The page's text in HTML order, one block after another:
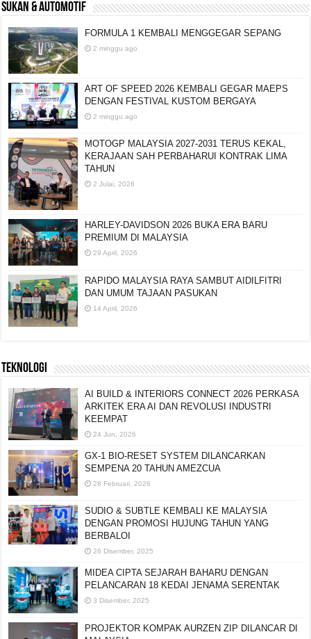
SUKAN & AUTOMOTIF
FORMULA 1 KEMBALI MENGGEGAR SEPANG
2 minggu ago
ART OF SPEED 2026 KEMBALI GEGAR MAEPS
DENGAN FESTIVAL KUSTOM BERGAYA
2 minggu ago
MOTOGP MALAYSIA 2027-2031 TERUS KEKAL,
KERAJAAN SAH PERBAHARUI KONTRAK LIMA
TAHUN
2 Julai, 2026
HARLEY-DAVIDSON 2026 BUKA ERA BARU
PREMIUM DI MALAYSIA
29 April, 2026
RAPIDO MALAYSIA RAYA SAMBUT AIDILFITRI
DAN UMUM TAJAAN PASUKAN
14 April, 2026
TEKNOLOGI
AI BUILD & INTERIORS CONNECT 2026 PERKASA
ARKITEK ERA AI DAN REVOLUSI INDUSTRI
KEEMPAT
24 Jun, 2026
GX-1 BIO-RESET SYSTEM DILANCARKAN
SEMPENA 20 TAHUN AMEZCUA
28 Februari, 2026
SUDIO & SUBTLE KEMBALI KE MALAYSIA
DENGAN PROMOSI HUJUNG TAHUN YANG
BERBALOI
26 Disember, 2025
MIDEA CIPTA SEJARAH BAHARU DENGAN
PELANCARAN 18 KEDAI JENAMA SERENTAK
3 Disember, 2025
PROJEKTOR KOMPAK AURZEN ZIP DILANCAR DI